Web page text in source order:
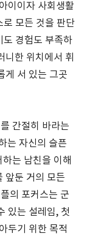
이이자 사회생활
로 모든 것을 판단
도 경험도 부족하
니한 위치에서 휘
게 서 있는 그곳
간절히 바라는
는 자신의 슬픈
는 남친을 이해
앞둔 거의 모든
의 포커스는 군
있는 설레임, 첫
두기 위한 목적